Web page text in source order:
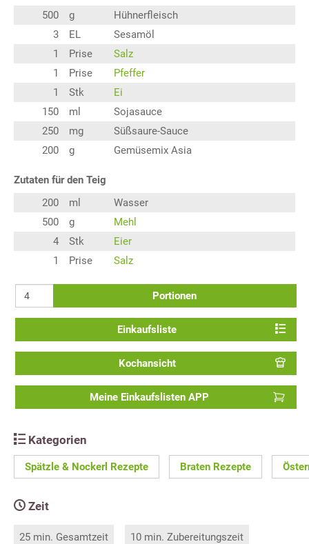
500 g
Hühnerfleisch
3
EL
Sesamöl
1
Prise
Salz
1
Prise
Pfeffer
1
Stk
Ei
150
ml
Sojasauce
250
mg
Süßsaure-Sauce
200
g Gemüsemix Asia
Zutaten für den Teig
200
ml
Wasser
500
g
Mehl
4
Stk
Eier
1
Prise Salz
Portionen
Einkaufsliste
Kochansicht
Meine Einkaufslisten APP
Kategorien
Spätzle & Nockerl Rezepte Braten Rezepte
Zeit
25 min. Gesamtzeit 10 min. Zubereitungszeit